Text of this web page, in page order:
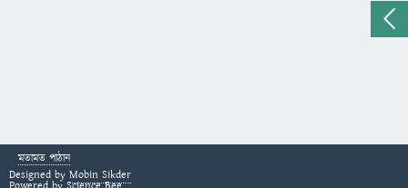
মতামত পাঠান
Designed by Mobin Sikder